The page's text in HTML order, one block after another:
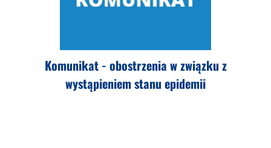
Komunikat - obostrzenia w związku z
wystąpieniem stanu epidemii